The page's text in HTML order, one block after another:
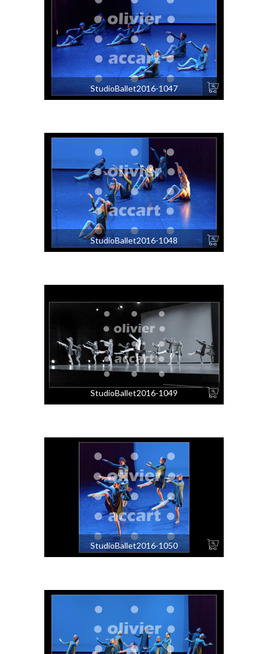
StudioBallet2016-1047
StudioBallet2016-1048
StudioBallet2016-1049
StudioBallet2016-1050
Copyright ©2026
Informations
A propos
Formations
Contact
etTutos
Boutique
Mon compte
Mes commandes
Livraison
Mentions légales
CGV
Olivier Accart © 2026 | Tous droits réservés | Réalisé par
Les 2 Frangines